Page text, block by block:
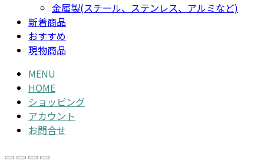
金属製(スチール、ステンレス、アルミなど)
新着商品
おすすめ
現物商品
MENU
HOME
ショッピング
アカウント
お問合せ